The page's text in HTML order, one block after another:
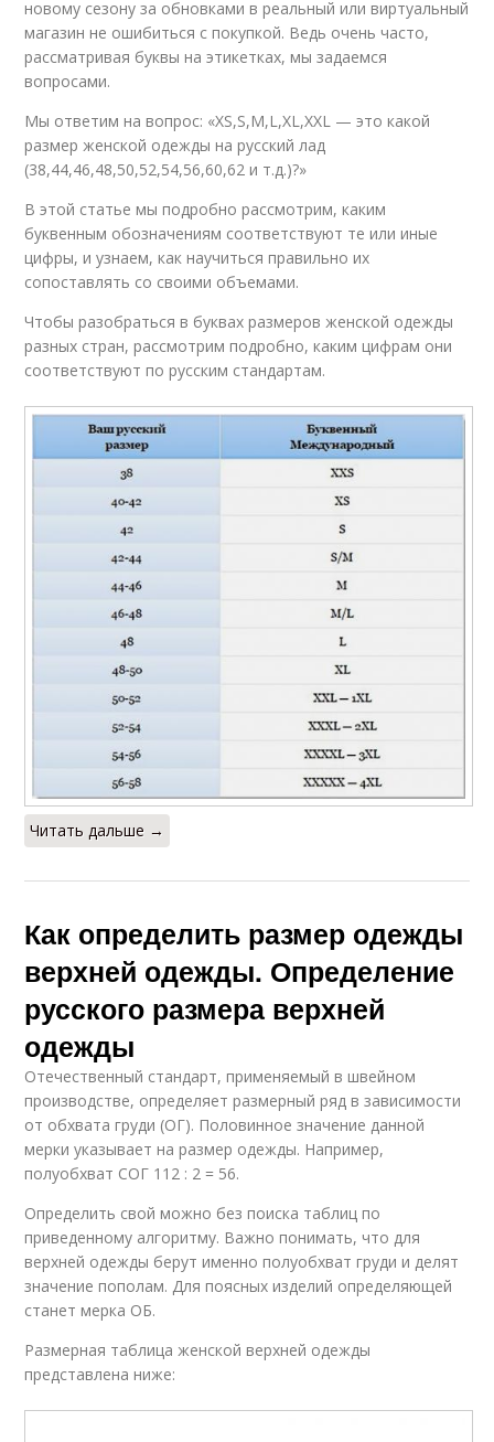
новому сезону за обновками в реальный или виртуальный
магазин не ошибиться с покупкой. Ведь очень часто,
рассматривая буквы на этикетках, мы задаемся
вопросами.
Мы ответим на вопрос: «ХS,S,M,L,XL,XXL — это какой
размер женской одежды на русский лад
(38,44,46,48,50,52,54,56,60,62 и т.д.)?»
В этой статье мы подробно рассмотрим, каким
буквенным обозначениям соответствуют те или иные
цифры, и узнаем, как научиться правильно их
сопоставлять со своими объемами.
Чтобы разобраться в буквах размеров женской одежды
разных стран, рассмотрим подробно, каким цифрам они
соответствуют по русским стандартам.
Читать дальше →
Как определить размер одежды
верхней одежды. Определение
русского размера верхней
одежды
Отечественный стандарт, применяемый в швейном
производстве, определяет размерный ряд в зависимости
от обхвата груди (ОГ). Половинное значение данной
мерки указывает на размер одежды. Например,
полуобхват СОГ 112 : 2 = 56.
Определить свой можно без поиска таблиц по
приведенному алгоритму. Важно понимать, что для
верхней одежды берут именно полуобхват груди и делят
значение пополам. Для поясных изделий определяющей
станет мерка ОБ.
Размерная таблица женской верхней одежды
представлена ниже: